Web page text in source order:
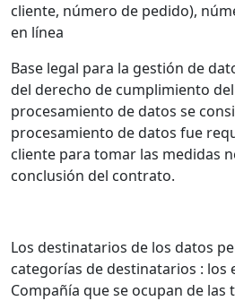
cliente, número de pedido),
en línea
Base legal para la gestión de
del derecho de cumplimiento
procesamiento de datos se
procesamiento de datos fue
cliente para tomar las medidas
conclusión del contrato.
Los destinatarios de los datos
categorías de destinatarios : los
Compañía que se ocupan de las